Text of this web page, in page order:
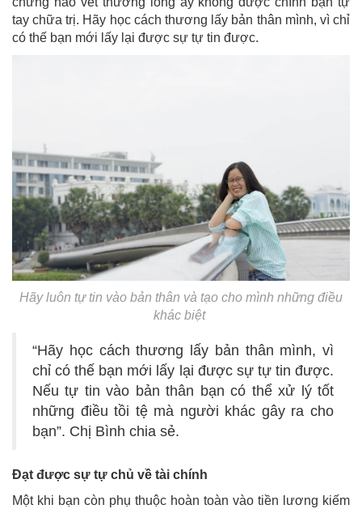
tay chữa trị. Hãy học cách thương lấy bản thân mình, vì chỉ
có thế bạn mới lấy lại được sự tự tin được.
Hãy luôn tự tin vào bản thân và tạo cho mình những điều
khác biệt
“Hãy học cách thương lấy bản thân mình, vì
chỉ có thế bạn mới lấy lại được sự tự tin được.
Nếu tự tin vào bản thân bạn có thể xử lý tốt
những điều tồi tệ mà người khác gây ra cho
bạn”. Chị Bình chia sẻ.
Đạt được sự tự chủ về tài chính
Một khi bạn còn phụ thuộc hoàn toàn vào tiền lương kiếm